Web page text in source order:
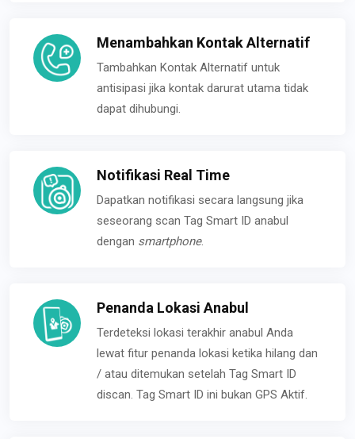
Menambahkan Kontak Alternatif
Tambahkan Kontak Alternatif untuk
antisipasi jika kontak darurat utama tidak
dapat dihubungi.
Notifikasi Real Time
Dapatkan notifikasi secara langsung jika
seseorang scan Tag Smart ID anabul
dengan smartphone.
Penanda Lokasi Anabul
Terdeteksi lokasi terakhir anabul Anda
lewat fitur penanda lokasi ketika hilang dan
/ atau ditemukan setelah Tag Smart ID
discan. Tag Smart ID ini bukan GPS Aktif.